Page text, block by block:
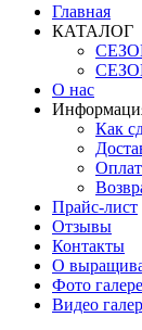
Главная
КАТАЛОГ
О нас
Как
Прайс-лист
Отзывы
Контакты
О
Фото
Видео